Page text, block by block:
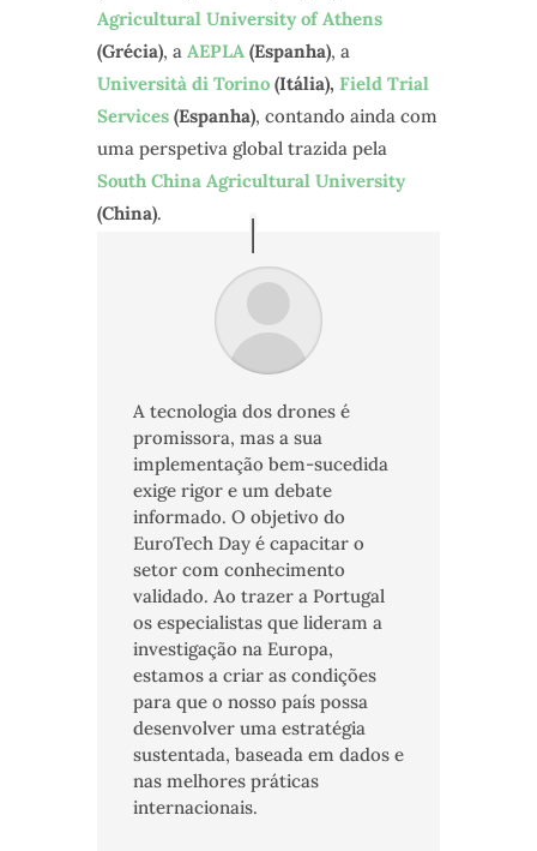
Agricultural University of Athens
(Grécia), a AEPLA(Espanha), a
Università di Torino(Itália), Field Trial
Services(Espanha), contando ainda com
uma perspetiva global trazida pela
South China Agricultural University
(China).
A tecnologia dos drones é
promissora, mas a sua
implementação bem-sucedida
exige rigor e um debate
informado. O objetivo do
EuroTech Day é capacitar o
setor com conhecimento
validado. Ao trazer a Portugal
os especialistas que lideram a
investigação na Europa,
estamos a criar as condições
para que o nosso país possa
desenvolver uma estratégia
sustentada, baseada em dados e
nas melhores práticas
internacionais.